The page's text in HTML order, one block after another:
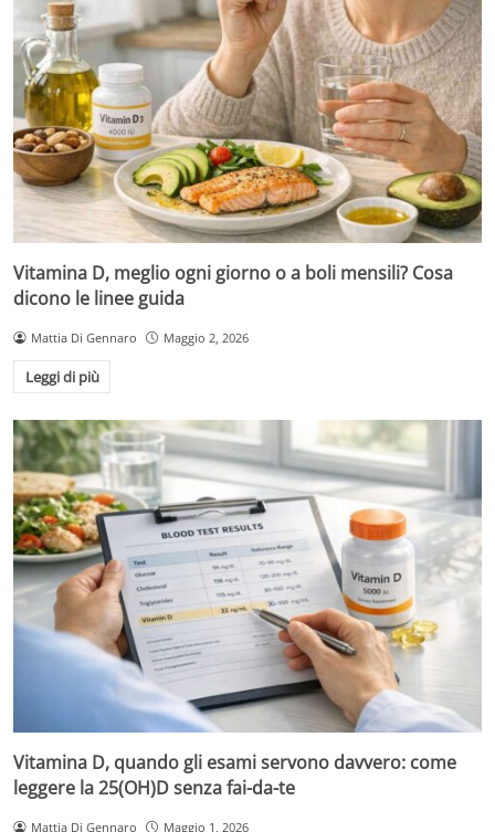
Vitamina D, meglio ogni giorno o a boli mensili? Cosa
dicono le linee guida
Mattia Di Gennaro Maggio 2, 2026
Leggi di più
Vitamina D, quando gli esami servono davvero: come
leggere la 25(OH)D senza fai-da-te
Mattia Di Gennaro Maggio 1, 2026